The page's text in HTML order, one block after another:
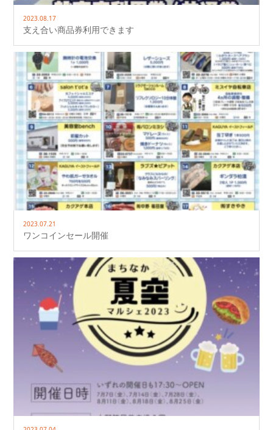
2023.08.17
支え合い商品券利用できます
2023.07.21
ワンコインセール開催